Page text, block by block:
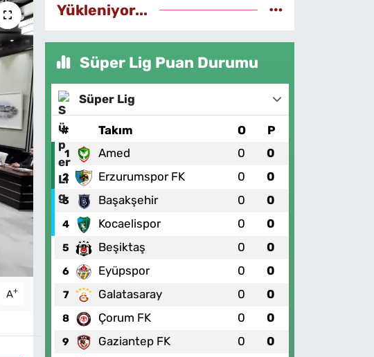
A+
Yükleniyor...
Süper Lig Puan Durumu
Süper Lig
# Takım O P
1 Amed 0 0
2 Erzurumspor FK 0 0
3 Başakşehir 0 0
4 Kocaelispor 0 0
5 Beşiktaş 0 0
6 Eyüpspor 0 0
7 Galatasaray 0 0
8 Çorum FK 0 0
9 Gaziantep FK 0 0